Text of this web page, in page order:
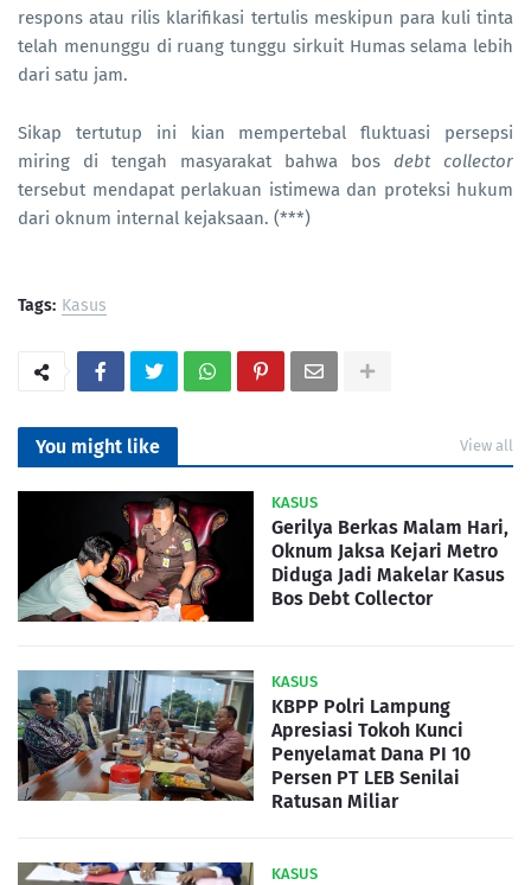
respons atau rilis klarifikasi tertulis meskipun para kuli tinta
telah menunggu di ruang tunggu sirkuit Humas selama lebih
dari satu jam.
Sikap tertutup ini kian mempertebal fluktuasi persepsi
miring di tengah masyarakat bahwa bos debt collector
tersebut mendapat perlakuan istimewa dan proteksi hukum
dari oknum internal kejaksaan. (***)
Tags: Kasus
You might like View all
KASUS
Gerilya Berkas Malam Hari,
Oknum Jaksa Kejari Metro
Diduga Jadi Makelar Kasus
Bos Debt Collector
KASUS
KBPP Polri Lampung
Apresiasi Tokoh Kunci
Penyelamat Dana PI 10
Persen PT LEB Senilai
Ratusan Miliar
KASUS